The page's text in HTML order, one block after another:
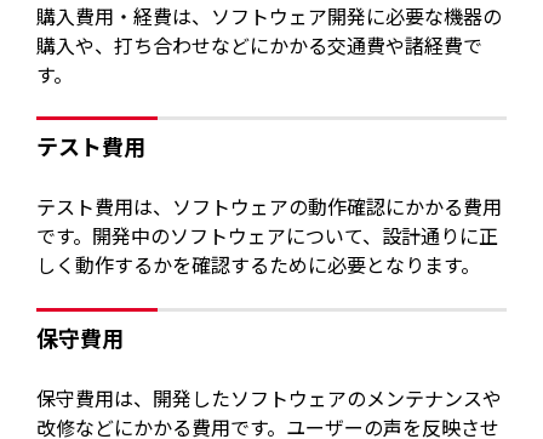
購入費用・経費は、ソフトウェア開発に必要な機器の
購入や、打ち合わせなどにかかる交通費や諸経費で
す。
テスト費用
テスト費用は、ソフトウェアの動作確認にかかる費用
です。開発中のソフトウェアについて、設計通りに正
しく動作するかを確認するために必要となります。
保守費用
保守費用は、開発したソフトウェアのメンテナンスや
改修などにかかる費用です。ユーザーの声を反映させ